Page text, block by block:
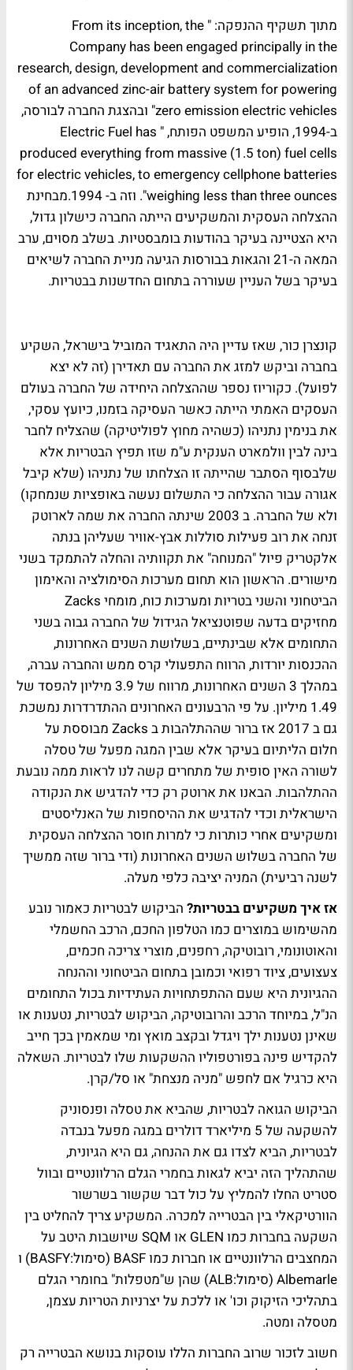
מתוך תשקיף ההנפקה: " From its inception, the
Company has been engaged principally in the
research, design, development and commercialization
of an advanced zinc-air battery system for powering
zero emission electric vehicles" ובהצגת החברה לבורסה,
ב-1994, הופיע המשפט הפותח, " Electric Fuel has
produced everything from massive (1.5 ton) fuel cells
for electric vehicles, to emergency cellphone batteries
weighing less than three ounces". וזה ב- 1994.מבחינת
ההצלחה העסקית והמשקיעים הייתה החברה כישלון גדול,
היא הצטיינה בעיקר בהודעות בומבסטיות. בשלב מסוים, ערב
המאה ה-21 והגאות בבורסות הגיעה מניית החברה לשיאים
בעיקר בשל העניין שעוררה בתחום החדשנות בבטריות.
קונצרן כור, שאז עדיין היה התאגיד המוביל בישראל, השקיע
בחברה וביקש למזג את החברה עם תאדירן (זה לא יצא
לפועל). כקוריוז נספר שההצלחה היחידה של החברה בעולם
העסקים האמתי הייתה כאשר העסיקה בזמנו, כיועץ עסקי,
את בנימין נתניהו (כשהיה מחוץ לפוליטיקה) שהצליח לחבר
בינה לבין וולמארט הענקית ע"מ שזו תפיץ הבטריות אלא
שלבסוף הסתבר שהייתה זו הצלחתו של נתניהו (שלא קיבל
אגורה עבור ההצלחה כי התשלום נעשה באופציות שנמחקו)
ולא של החברה. ב 2003 שינתה החברה את שמה לארוטק
זנחה את רוב פעילות סוללות אבץ-אוויר שעליהן בנתה
אלקטריק פיול "המנוחה" את תקוותיה והחלה להתמקד בשני
מישורים. הראשון הוא תחום מערכות הסימולציה והאימון
הביטחוני והשני בטריות ומערכות כוח, מומחי Zacks
מחזיקים בדעה שפוטנציאל הגידול של החברה גבוה בשני
התחומים אלא שבינתיים, בשלושת השנים האחרונות,
ההכנסות יורדות, הרווח התפעולי קרס ממש והחברה עברה,
במהלך 3 השנים האחרונות, מרווח של 3.9 מיליון להפסד של
1.49 מיליון. על פי הרבעונים האחרונים ההתדרדרות נמשכת
גם ב 2017 אז ברור שההתלהבות ב Zacks מבוססת על
חלום הליתיום בעיקר אלא שבין המגה מפעל של טסלה
לשורה האין סופית של מתחרים קשה לנו לראות ממה נובעת
ההתלהבות. הבאנו את ארוטק רק כדי להדגיש את הנקודה
הישראלית וכדי להדגיש את ההיסחפות של האנליסטים
ומשקיעים אחרי כותרות כי למרות חוסר ההצלחה העסקית
של החברה בשלוש השנים האחרונות (ודי ברור שזה ממשיך
לשנה רביעית) המניה יציבה כלפי מעלה.
אז איך משקיעים בבטריות? הביקוש לבטריות כאמור נובע
מהשימוש במוצרים כמו הטלפון החכם, הרכב החשמלי
והאוטונומי, רובוטיקה, רחפנים, מוצרי צריכה חכמים,
צעצועים, ציוד רפואי וכמובן בתחום הביטחוני וההנחה
ההגיונית היא שעם ההתפתחויות העתידיות בכול התחומים
הנ"ל, במיוחד הרכב והרובוטיקה, הביקוש לבטריות, נטענות או
שאינן נטענות ילך ויגדל ובקצב מואץ ומי שמאמין בכך חייב
להקדיש פינה בפורטפוליו ההשקעות שלו לבטריות. השאלה
היא כרגיל אם לחפש "מניה מנצחת" או סל/קרן.
הביקוש הגואה לבטריות, שהביא את טסלה ופנסוניק
להשקעה של 5 מיליארד דולרים במגה מפעל בנבדה
לבטריות, הביא לצדו גם את ההנחה, גם היא הגיונית,
שהתהליך הזה יביא לגאות בחמרי הגלם הרלוונטיים ובוול
סטריט החלו להמליץ על כול דבר שקשור בשרשור
הוורטיקאלי בין הבטרייה למכרה. המשקיע צריך להחליט בין
השקעה בחברות כמו GLEN או SQM שיושבות היטב על
המחצבים הרלוונטיים או חברות כמו BASF (סימול:BASFY) ו
Albemarle (סימול:ALB) שהן ש"מטפלות" בחומרי הגלם
בתהליכי הזיקוק וכו' או ללכת על יצרניות הטריות עצמן,
מטסלה ומטה.
חשוב לזכור שרוב החברות הללו עוסקות בנושא הבטרייה רק